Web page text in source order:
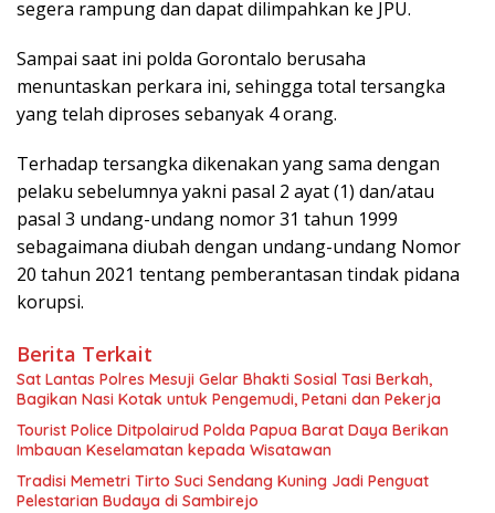
segera rampung dan dapat dilimpahkan ke JPU.
Sampai saat ini polda Gorontalo berusaha
menuntaskan perkara ini, sehingga total tersangka
yang telah diproses sebanyak 4 orang.
Terhadap tersangka dikenakan yang sama dengan
pelaku sebelumnya yakni pasal 2 ayat (1) dan/atau
pasal 3 undang-undang nomor 31 tahun 1999
sebagaimana diubah dengan undang-undang Nomor
20 tahun 2021 tentang pemberantasan tindak pidana
korupsi.
Berita Terkait
Sat Lantas Polres Mesuji Gelar Bhakti Sosial Tasi Berkah,
Bagikan Nasi Kotak untuk Pengemudi, Petani dan Pekerja
Tourist Police Ditpolairud Polda Papua Barat Daya Berikan
Imbauan Keselamatan kepada Wisatawan
Tradisi Memetri Tirto Suci Sendang Kuning Jadi Penguat
Pelestarian Budaya di Sambirejo